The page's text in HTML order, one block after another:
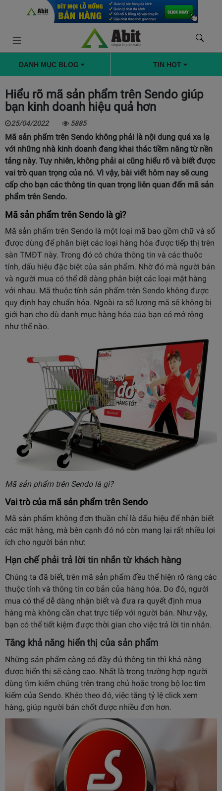
DANH MỤC BLOG TIN HOT
Hiểu rõ mã sản phẩm trên Sendo giúp
bạn kinh doanh hiệu quả hơn
25/04/2022 5885
Mã sản phẩm trên Sendo không phải là nội dung quá xa lạ
với những nhà kinh doanh đang khai thác tiềm năng từ nền
tảng này. Tuy nhiên, không phải ai cũng hiểu rõ và biết được
vai trò quan trọng của nó. Vì vậy, bài viết hôm nay sẽ cung
cấp cho bạn các thông tin quan trọng liên quan đến mã sản
phẩm trên Sendo.
Mã sản phẩm trên Sendo là gì?
Mã sản phẩm trên Sendo là một loại mã bao gồm chữ và số
được dùng để phân biệt các loại hàng hóa được tiếp thị trên
sàn TMĐT này. Trong đó có chứa thông tin và các thuộc
tính, dấu hiệu đặc biệt của sản phẩm. Nhờ đó mà người bán
và người mua có thể dễ dàng phân biệt các loại mặt hàng
với nhau. Mã thuộc tính sản phẩm trên Sendo không được
quy định hay chuẩn hóa. Ngoài ra số lượng mã sẽ không bị
giới hạn cho dù danh mục hàng hóa của bạn có mở rộng
như thế nào.
Mã sản phẩm trên Sendo là gì?
Vai trò của mã sản phẩm trên Sendo
Mã sản phẩm không đơn thuần chỉ là dấu hiệu để nhận biết
các mặt hàng, mà bên cạnh đó nó còn mang lại rất nhiều lợi
ích cho người bán như:
Hạn chế phải trả lời tin nhắn từ khách hàng
Chúng ta đã biết, trên mã sản phẩm đều thể hiện rõ ràng các
thuộc tính và thông tin cơ bản của hàng hóa. Do đó, người
mua có thể dễ dàng nhận biết và đưa ra quyết định mua
hàng mà không cần chat trực tiếp với người bán. Như vậy,
bạn có thể tiết kiệm được thời gian cho việc trả lời tin nhắn.
Tăng khả năng hiển thị của sản phẩm
Những sản phẩm càng có đầy đủ thông tin thì khả năng
được hiển thị sẽ càng cao. Nhất là trong trường hợp người
dùng tìm kiếm chúng trên trang chủ hoặc trong bộ lọc tìm
kiếm của Sendo. Khéo theo đó, việc tăng tỷ lệ click xem
hàng, giúp người bán chốt được nhiều đơn hơn.